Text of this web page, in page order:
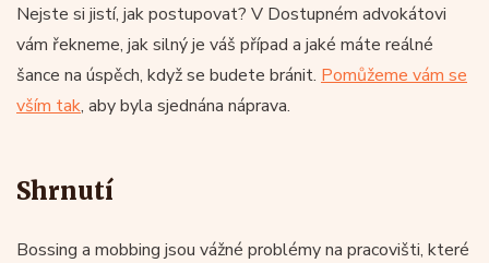
Nejste si jistí, jak postupovat? V Dostupném advokátovi
vám řekneme, jak silný je váš případ a jaké máte reálné
šance na úspěch, když se budete bránit. Pomůžeme vám se
vším tak, aby byla sjednána náprava.
Shrnutí
Bossing a mobbing jsou vážné problémy na pracovišti, které